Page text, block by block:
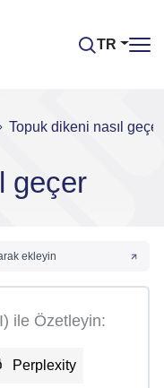
TR
Topuk dikeni nasıl geçer
geçer
ekleyin
ile Özetleyin:
Perplexity